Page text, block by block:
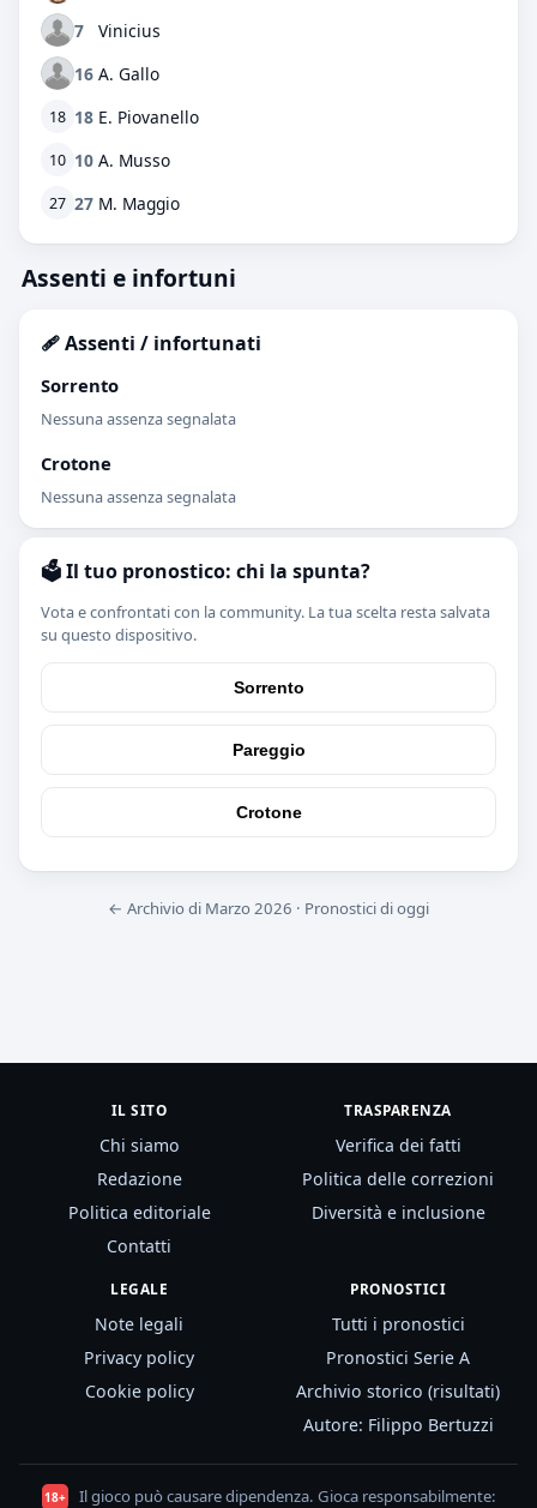
7
Vinicius
16 A. Gallo
18 18 E. Piovanello
10 10 A. Musso
27 27 M. Maggio
Assenti e infortuni
🩹 Assenti / infortunati
Sorrento
Nessuna assenza segnalata
Crotone
Nessuna assenza segnalata
🗳️ Il tuo pronostico: chi la spunta?
Vota e confrontati con la community. La tua scelta resta salvata
su questo dispositivo.
Sorrento
Pareggio
Crotone
← Archivio di Marzo 2026 · Pronostici di oggi
IL SITO
Chi siamo
Redazione
Politica editoriale
Contatti
TRASPARENZA
Verifica dei fatti
Politica delle correzioni
Diversità e inclusione
LEGALE
Note legali
Privacy policy
Cookie policy
PRONOSTICI
Tutti i pronostici
Pronostici Serie A
Archivio storico (risultati)
Autore: Filippo Bertuzzi
18+ Il gioco può causare dipendenza. Gioca responsabilmente: